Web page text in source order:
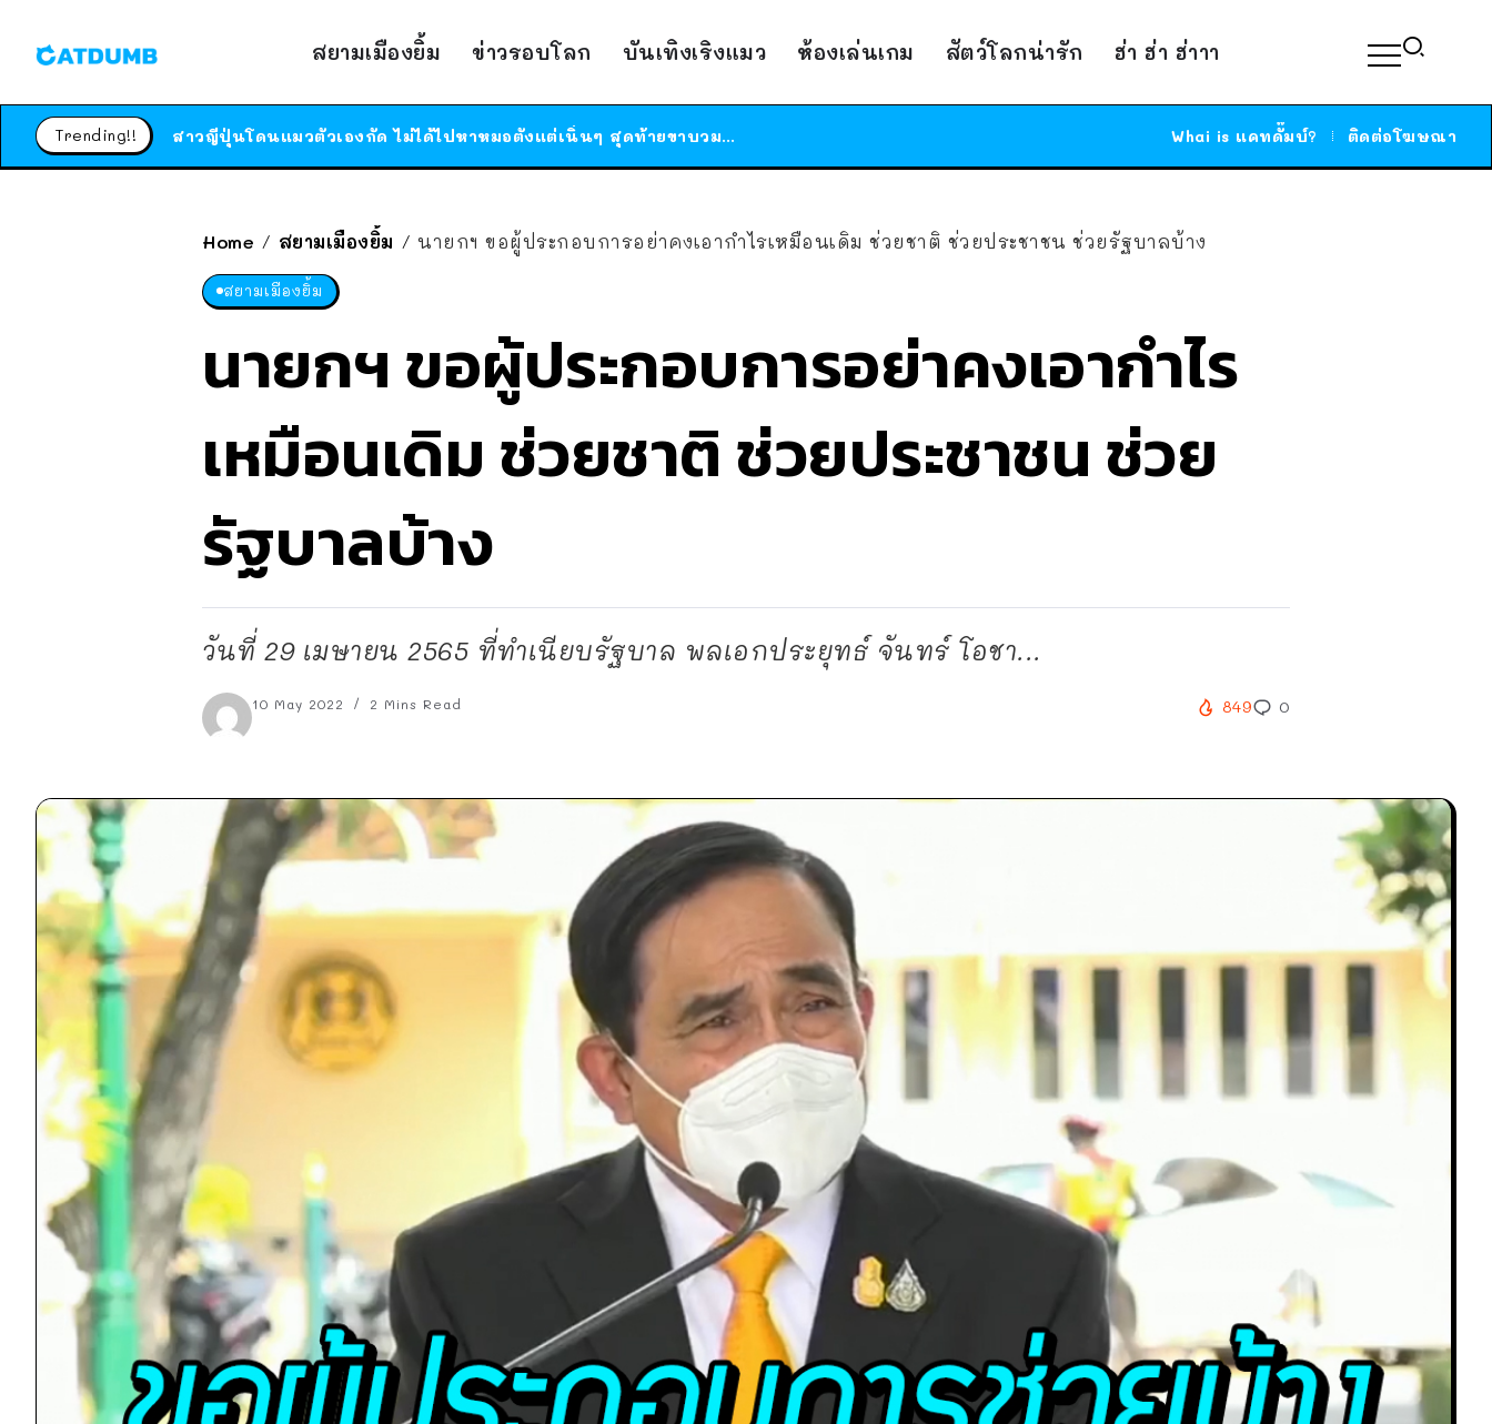
สยามเมืองยิ้ม ข่าวรอบโลก บันเทิงเริงแมว ห้องเล่นเกม สัตว์โลกน่ารัก ฮ่า ฮ่า ฮ่าาา
Trending!!
ได้เวลาเด็กหนวดรวมตัว RF Online Next เปิดให้เล่นแล้ว เกม Sci-Fi MMORPG ระดับตำนาน เล่นได้ทั้งมือถือและ PC
สาวญี่ปุ่นโดนแมวตัวเองกัด ไม่ได้ไปหาหมอตั้งแต่เนิ่นๆ สุดท้ายขาบวม กลายเป็นโรคเนื้อเน่า เตือนทาสแมวทั้งหลายให้ระวัง Whai is แคทดั๊มบ์? ติดต่อโฆษณา
Home / สยามเมืองยิ้ม / นายกฯ ขอผู้ประกอบการอย่าคงเอากำไรเหมือนเดิม ช่วยชาติ ช่วยประชาชน ช่วยรัฐบาลบ้าง
สยามเมืองยิ้ม
นายกฯ ขอผู้ประกอบการอย่าคงเอากำไร
เหมือนเดิม ช่วยชาติ ช่วยประชาชน ช่วย
รัฐบาลบ้าง
วันที่ 29 เมษายน 2565 ที่ทำเนียบรัฐบาล พลเอกประยุทธ์ จันทร์ โอชา...
10 May 2022 2 Mins Read 849 0